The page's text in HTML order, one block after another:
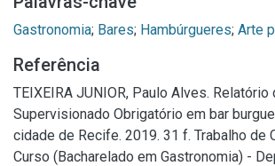
Gastronomia; Bares; Hambúrgueres; Arte
Referência
TEIXEIRA JUNIOR, Paulo Alves. Relatório
Supervisionado Obrigatório em bar
cidade de Recife. 2019. 31 f. Trabalho de
Curso (Bacharelado em Gastronomia) -